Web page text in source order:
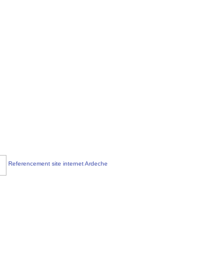
Referencement site internet Ardeche